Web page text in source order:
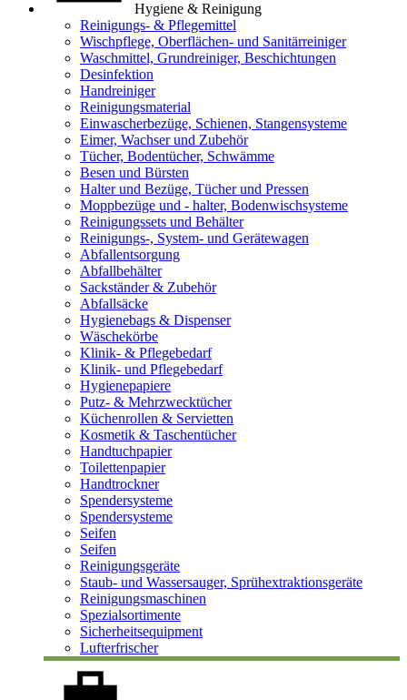
Hygiene & Reinigung
Reinigungs- & Pflegemittel
Wischpflege, Oberflächen- und Sanitärreiniger
Waschmittel, Grundreiniger, Beschichtungen
Desinfektion
Handreiniger
Reinigungsmaterial
Einwascherbezüge, Schienen, Stangensysteme
Eimer, Wachser und Zubehör
Tücher, Bodentücher, Schwämme
Besen und Bürsten
Halter und Bezüge, Tücher und Pressen
Moppbezüge und - halter, Bodenwischsysteme
Reinigungssets und Behälter
Reinigungs-, System- und Gerätewagen
Abfallentsorgung
Abfallbehälter
Sackständer & Zubehör
Abfallsäcke
Hygienebags & Dispenser
Wäschekörbe
Klinik- & Pflegebedarf
Klinik- und Pflegebedarf
Hygienepapiere
Putz- & Mehrzwecktücher
Küchenrollen & Servietten
Kosmetik & Taschentücher
Handtuchpapier
Toilettenpapier
Handtrockner
Spendersysteme
Spendersysteme
Seifen
Seifen
Reinigungsgeräte
Staub- und Wassersauger, Sprühextraktionsgeräte
Reinigungsmaschinen
Spezialsortimente
Sicherheitsequipment
Lufterfrischer